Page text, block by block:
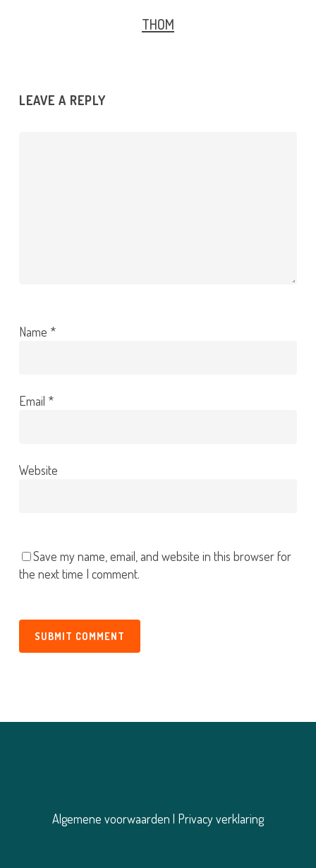
THOM
LEAVE A REPLY
Name *
Email *
Website
Save my name, email, and website in this browser for
the next time I comment.
Algemene voorwaarden | Privacy verklaring